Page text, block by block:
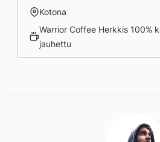
Kotona
Warrior Coffee Herkkis 100%
jauhettu